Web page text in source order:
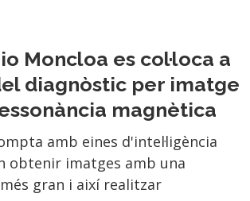
Moncloa es col·loca a
diagnòstic per imatge
magnètica
amb eines d'intel·ligència
obtenir imatges amb una
gran i així realitzar